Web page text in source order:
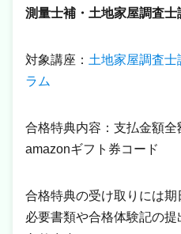
測量士補・土地家屋調査
対象講座： 土地家屋調査
ラム
合格特典内容：支払金額
amazonギフト券コード
合格特典の受け取りには期
必要書類や合格体験記の